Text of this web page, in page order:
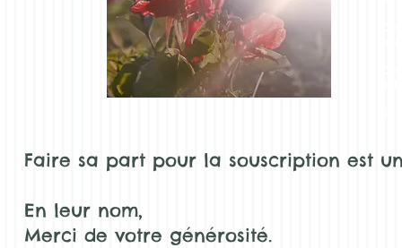
Faire sa part pour la souscription est
En leur nom,
Merci de votre générosité.